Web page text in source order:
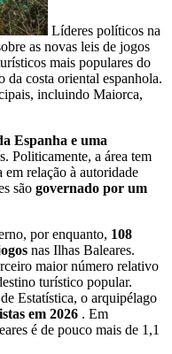
Líderes políticos na
as novas leis de jogos
mais populares do
da costa oriental espanhola.
incluindo Maiorca,
Espanha e uma
Politicamente, a área tem
relação à autoridade
são governado por um
por enquanto, 108
nas Ilhas Baleares.
maior número relativo
turístico popular.
Estatística, o arquipélago
em 2026 . Em
é de pouco mais de 1,1